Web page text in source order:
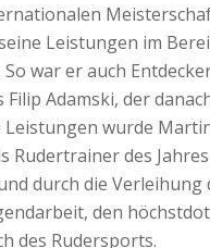
Leistungen im
war er auch
Adamski, der
Leistungen wurde
Rudertrainer des
durch die Verleihung
den
des Rudersports.